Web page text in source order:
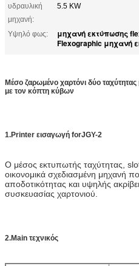
υδραυλική
μηχανή:
5.5 KW
Υψηλό φως: μηχανή εκτύπωσης
Flexographic μηχανή
Μέσο ζαρωμένο χαρτόνι δύο
με τον κόπτη κύβων
1.Printer εισαγωγή forJGY-2
Ο μέσος εκτυπωτής ταχύτητας,
οικονομικά σχεδιασμένη μηχανή
αποδοτικότητας και υψηλής
συσκευασίας χαρτονιού.
2.Main τεχνικός